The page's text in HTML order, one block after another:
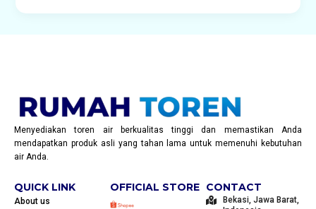
Menyediakan toren air berkualitas tinggi dan memastikan Anda
mendapatkan produk asli yang tahan lama untuk memenuhi kebutuhan
air Anda.
QUICK LINK
About us
OFFICIAL STORE CONTACT
Bekasi, Jawa Barat,